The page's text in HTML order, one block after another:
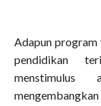
Adapun program
pendidikan
menstimulus